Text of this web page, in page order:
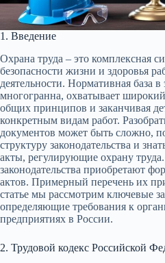
1. Введение
Охрана труда – это комплексная
безопасности жизни и здоровья
деятельности. Нормативная база
многогранна, охватывает
общих принципов и заканчивая
конкретным видам работ.
документов может быть сложно,
структуру законодательства и
акты, регулирующие охрану
законодательства приобретают
актов. Примерный перечень их
статье мы рассмотрим ключевые
определяющие требования к
предприятиях в России.
2. Трудовой кодекс Российской